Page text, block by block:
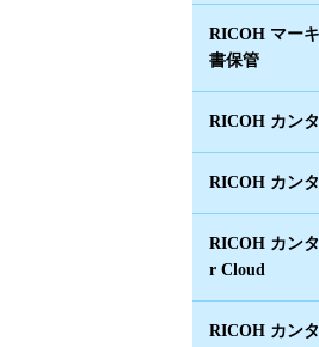
RICOH マー
書保管
RICOH カン
RICOH カン
RICOH カン
r Cloud
RICOH カン